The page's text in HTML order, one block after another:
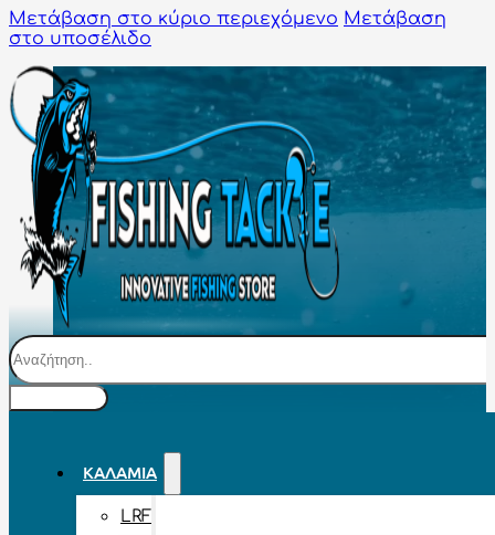
Μετάβαση στο κύριο περιεχόμενο Μετάβαση
στο υποσέλιδο
Αναζήτηση
ΚΑΛΆΜΙΑ
LRF